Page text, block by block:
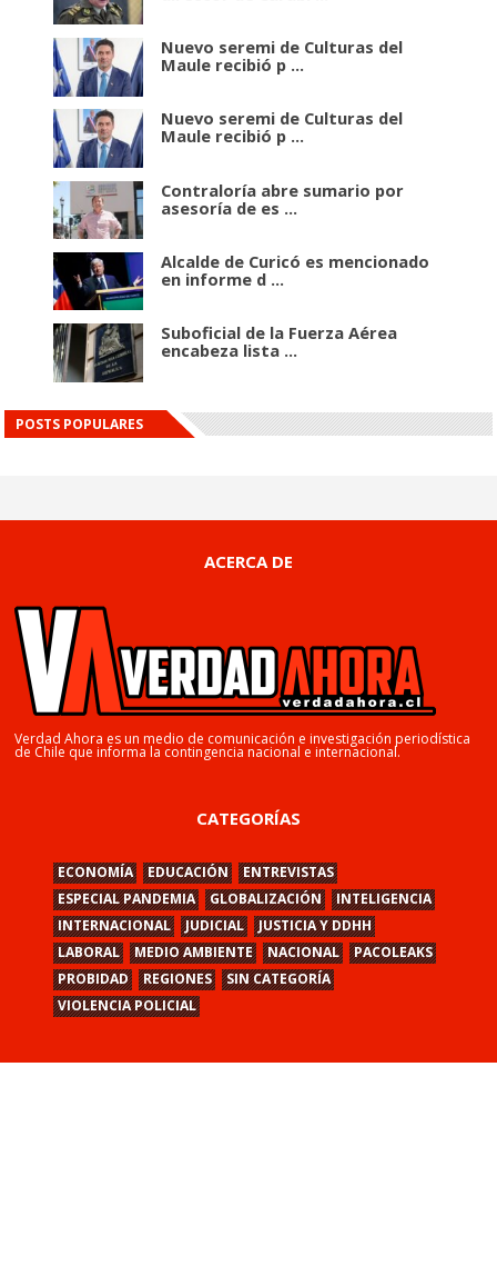
Nuevo seremi de Culturas del
Maule recibió p ...
Nuevo seremi de Culturas del
Maule recibió p ...
Contraloría abre sumario por
asesoría de es ...
Alcalde de Curicó es mencionado
en informe d ...
Suboficial de la Fuerza Aérea
encabeza lista ...
POSTS POPULARES
ACERCA DE
Verdad Ahora es un medio de comunicación e investigación periodística
de Chile que informa la contingencia nacional e internacional.
CATEGORÍAS
ECONOMÍA EDUCACIÓN
ENTREVISTAS
ESPECIAL PANDEMIA
GLOBALIZACIÓN
INTELIGENCIA
INTERNACIONAL
JUDICIAL
JUSTICIA Y DDHH
LABORAL
MEDIO AMBIENTE NACIONAL
PACOLEAKS
PROBIDAD
REGIONES
SIN CATEGORÍA
VIOLENCIA POLICIAL